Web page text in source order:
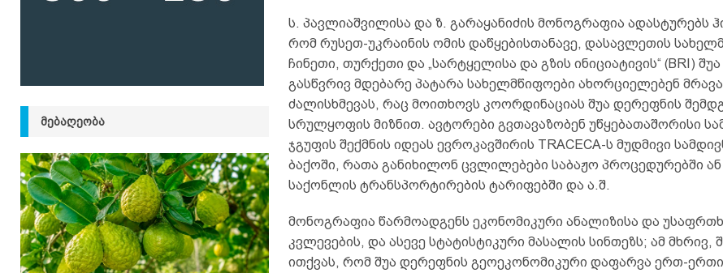
ს. პავლიაშვილისა და ზ. გარაყანიძის მონოგრაფია ადასტურებს
რომ რუსეთ-უკრაინის ომის დაწყებისთანავე, დასავლეთის
ჩინეთი, თურქეთი და „სარტყელისა და გზის ინიციატივის“ (BRI)
გასწვრივ მდებარე პატარა სახელმწიფოები ახორციელებენ
ძალისხმევას, რაც მოითხოვს კოორდინაციას შუა დერეფნის
სრულყოფის მიზნით. ავტორები გვთავაზობენ უწყებათაშორისი
ჯგუფის შექმნის იდეას ევროკავშირის TRACECA-ს მუდმივი
ბაქოში, რათა განიხილონ ცვლილებები საბაჟო პროცედურებში ან
საქონლის ტრანსპორტირების ტარიფებში და ა.შ.
მონოგრაფია წარმოადგენს ეკონომიკური ანალიზისა და
კვლევების, და ასევე სტატისტიკური მასალის სინთეზს; ამ მხრივ,
ითქვას, რომ შუა დერეფნის გეოეკონომიკური დაფარვა ერთ-
ᲛᲔᲑᲐᲦᲔᲝᲑᲐ